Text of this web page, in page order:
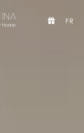
FR